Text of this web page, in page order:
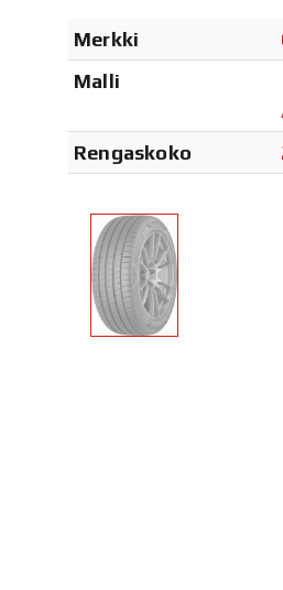
Merkki
Malli
Rengaskoko